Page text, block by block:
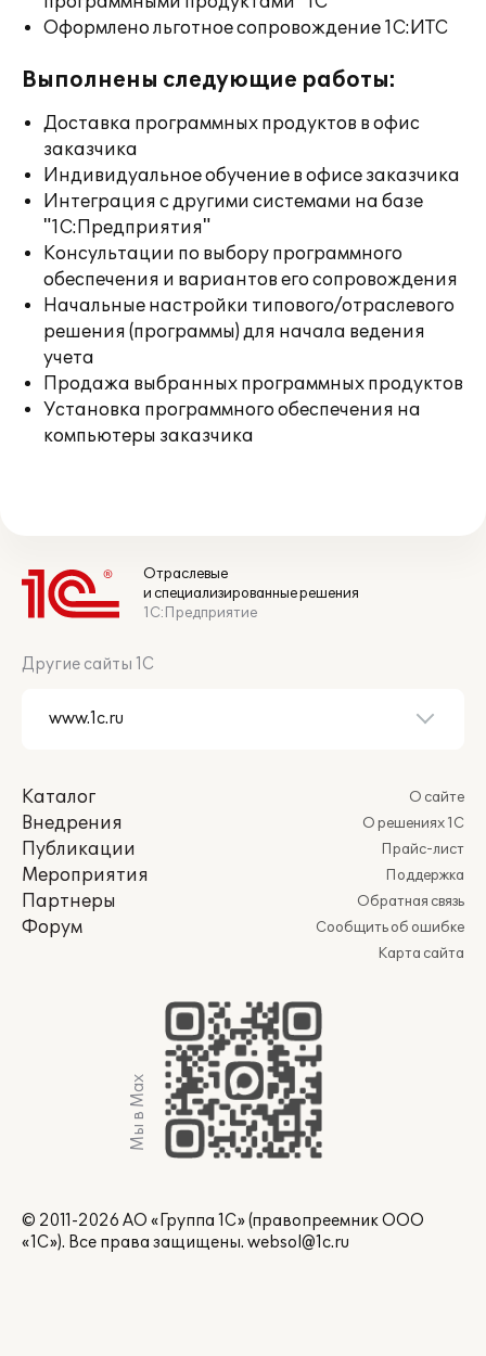
Оформлено льготное сопровождение 1С:ИТС
Выполнены следующие работы:
Доставка программных продуктов в офис
заказчика
Индивидуальное обучение в офисе заказчика
Интеграция с другими системами на базе
"1С:Предприятия"
Консультации по выбору программного
обеспечения и вариантов его сопровождения
Начальные настройки типового/отраслевого
решения (программы) для начала ведения
учета
Продажа выбранных программных продуктов
Установка программного обеспечения на
компьютеры заказчика
Отраслевые
и специализированные решения
1С:Предприятие
Другие сайты 1С
Каталог
Внедрения
Публикации
Мероприятия
Партнеры
Форум
О сайте
О решениях 1С
Прайс-лист
Поддержка
Обратная связь
Сообщить об ошибке
Карта сайта
Мы в Max
© 2011-2026 АО «Группа 1С» (правопреемник ООО
«1С»). Все права защищены. websol@1c.ru